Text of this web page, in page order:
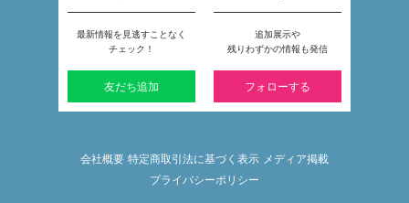
最新情報を見逃すことなく
チェック！
友だち追加
追加展示や
残りわずかの情報も発信
フォローする
会社概要 特定商取引法に基づく表示 メディア掲載
プライバシーポリシー